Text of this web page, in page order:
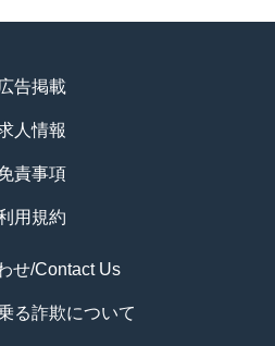
広告掲載
人情報
責事項
用規約
せ/Contact Us
る詐欺について